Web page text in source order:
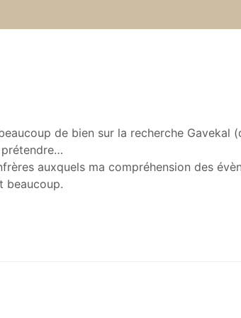
de bien sur la recherche Gavekal
auxquels ma compréhension des
beaucoup.